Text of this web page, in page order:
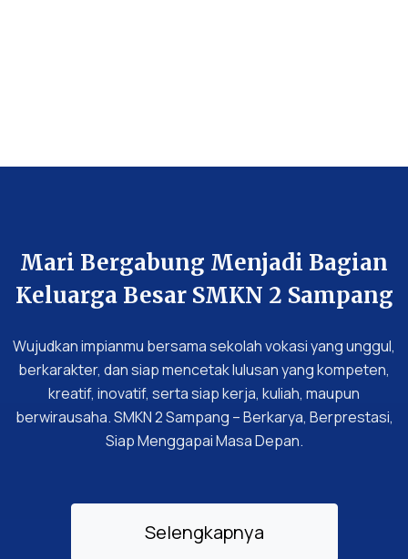
Mari Bergabung Menjadi Bagian
Keluarga Besar SMKN 2 Sampang
Wujudkan impianmu bersama sekolah vokasi yang unggul,
berkarakter, dan siap mencetak lulusan yang kompeten,
kreatif, inovatif, serta siap kerja, kuliah, maupun
berwirausaha. SMKN 2 Sampang – Berkarya, Berprestasi,
Siap Menggapai Masa Depan.
Selengkapnya